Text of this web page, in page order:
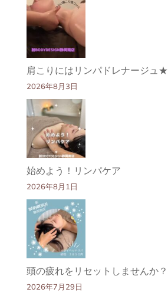
肩こりにはリンパドレナージュ★
2026年8月3日
始めよう！リンパケア
2026年8月1日
頭の疲れをリセットしませんか？
2026年7月29日